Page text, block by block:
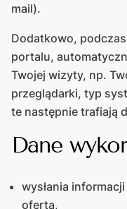
mail).
Dodatkowo,
portalu,
Twojej wizyty, np.
przeglądarki, typ
te następnie trafiają
Dane
wysłania
ofertą,